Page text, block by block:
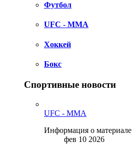
Футбол
UFC - MMA
Хоккей
Бокс
Спортивные новости
UFC - MMA
Информация о материале
фев 10 2026